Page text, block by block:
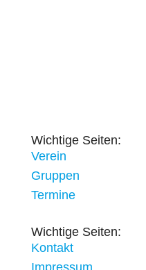
Wichtige Seiten:
Verein
Gruppen
Termine
Wichtige Seiten:
Kontakt